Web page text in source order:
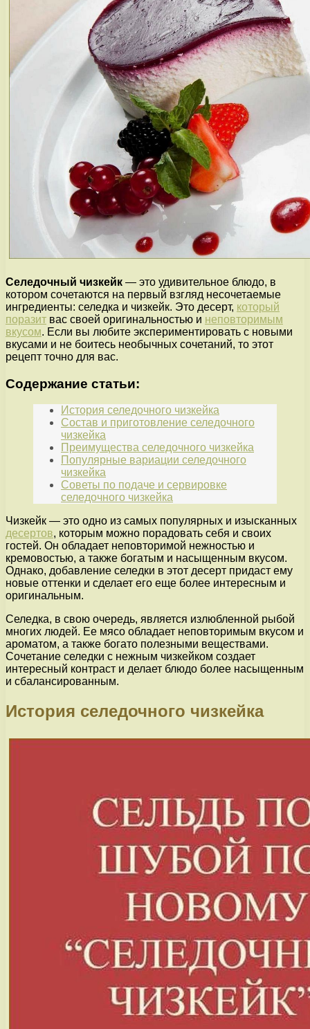
Селедочный чизкейк — это удивительное блюдо, в
котором сочетаются на первый взгляд несочетаемые
ингредиенты: селедка и чизкейк. Это десерт, который
поразит вас своей оригинальностью и неповторимым
вкусом. Если вы любите экспериментировать с новыми
вкусами и не боитесь необычных сочетаний, то этот
рецепт точно для вас.
Содержание статьи:
История селедочного чизкейка
Состав и приготовление селедочного
чизкейка
Преимущества селедочного чизкейка
Популярные вариации селедочного
чизкейка
Советы по подаче и сервировке
селедочного чизкейка
Чизкейк — это одно из самых популярных и изысканных
десертов, которым можно порадовать себя и своих
гостей. Он обладает неповторимой нежностью и
кремовостью, а также богатым и насыщенным вкусом.
Однако, добавление селедки в этот десерт придаст ему
новые оттенки и сделает его еще более интересным и
оригинальным.
Селедка, в свою очередь, является излюбленной рыбой
многих людей. Ее мясо обладает неповторимым вкусом и
ароматом, а также богато полезными веществами.
Сочетание селедки с нежным чизкейком создает
интересный контраст и делает блюдо более насыщенным
и сбалансированным.
История селедочного чизкейка